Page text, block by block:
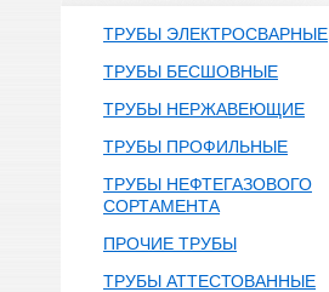
ТРУБЫ ЭЛЕКТРОСВАРНЫЕ
ТРУБЫ БЕСШОВНЫЕ
ТРУБЫ НЕРЖАВЕЮЩИЕ
ТРУБЫ ПРОФИЛЬНЫЕ
ТРУБЫ НЕФТЕГАЗОВОГО
СОРТАМЕНТА
ПРОЧИЕ ТРУБЫ
ТРУБЫ АТТЕСТОВАННЫЕ